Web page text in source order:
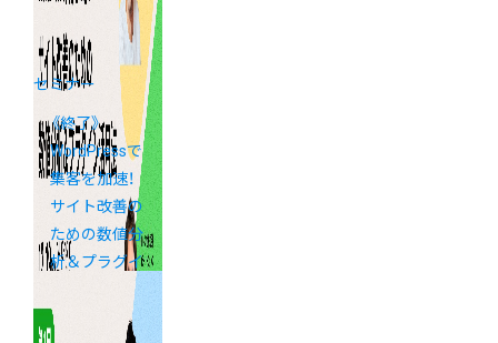
セミナー
《終了》
WordPressで
集客を加速！
サイト改善の
ための数値分
析＆プラグイ